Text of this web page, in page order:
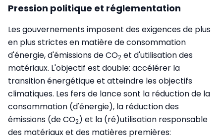
Pression politique et réglementation
Les gouvernements imposent des exigences de plus
en plus strictes en matière de consommation
d'énergie, d'émissions de CO2 et d'utilisation des
matériaux. L'objectif est double: accélérer la
transition énergétique et atteindre les objectifs
climatiques. Les fers de lance sont la réduction de la
consommation (d'énergie), la réduction des
émissions (de CO2) et la (ré)utilisation responsable
des matériaux et des matières premières: